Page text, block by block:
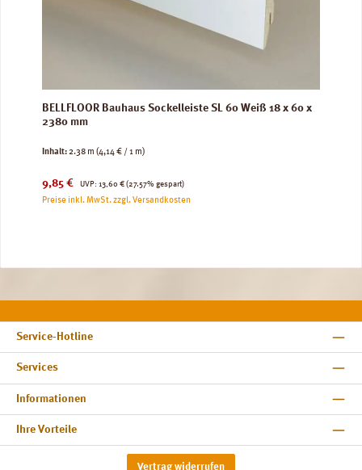
BELLFLOOR Bauhaus Sockelleiste SL 60 Weiß 18 x 60 x
2380 mm
Inhalt:2.38 m (4,14 € / 1 m)
Verkaufspreis:
9,85 € UVP:
Regulärer Preis:
13,60 € (27.57% gespart)
Preise inkl. MwSt. zzgl. Versandkosten
Service-Hotline
Services
Informationen
Ihre Vorteile
Vertrag widerrufen